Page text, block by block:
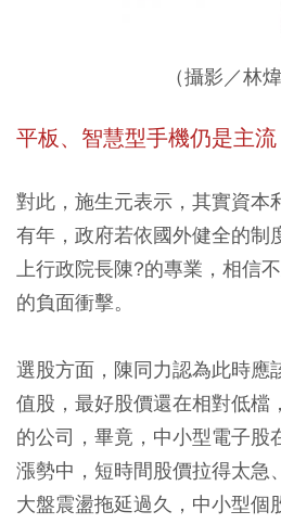
（攝影／林煒
平板、智慧型手機仍是主流
對此，施生元表示，其實資本
有年，政府若依國外健全的制
上行政院長陳?的專業，相信
的負面衝擊。
選股方面，陳同力認為此時應
值股，最好股價還在相對低檔
的公司，畢竟，中小型電子股
漲勢中，短時間股價拉得太急
大盤震盪拖延過久，中小型個